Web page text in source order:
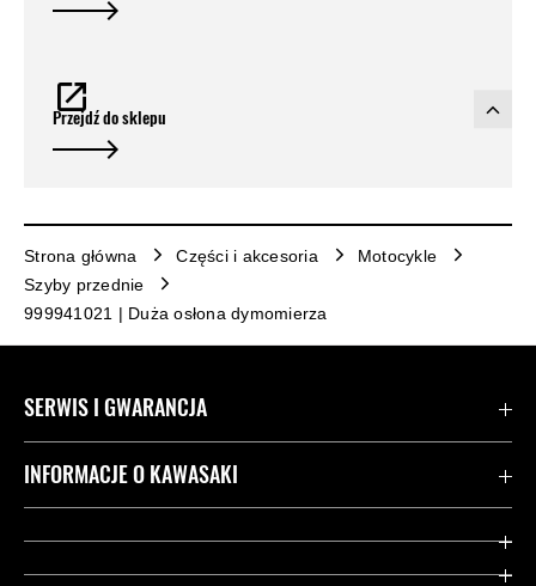
Przejdź do sklepu
Strona główna Części i akcesoria
Motocykle
Szyby przednie
999941021 | Duża osłona dymomierza
SERWIS I GWARANCJA
Kontakt
Przydatne strony
INFORMACJE O KAWASAKI
Dziedzictwo Kawasaki